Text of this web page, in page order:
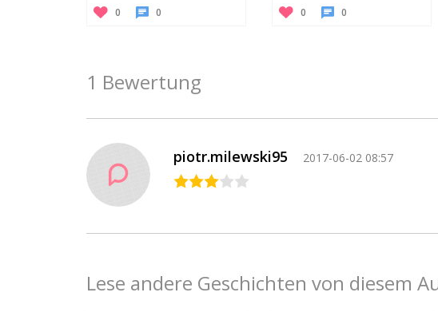
0 0 0 0
1 Bewertung
piotr.milewski95 2017-06-02 08:57
Lese andere Geschichten von diesem